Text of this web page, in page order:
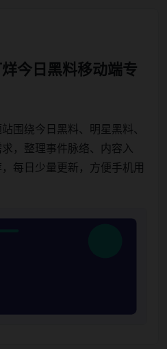
今日黑料移动端专
围绕今日黑料、明星黑料、
，整理事件脉络、内容入
每日少量更新，方便手机用